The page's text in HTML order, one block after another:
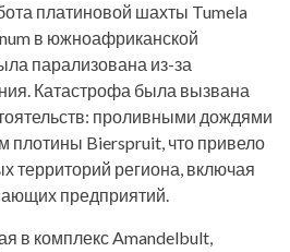
платиновой шахты Tumela
в южноафриканской
парализована из-за
Катастрофа была вызвана
проливными дождями
Bierspruit, что привело
территорий региона, включая
предприятий.
в комплекс Amandelbult,